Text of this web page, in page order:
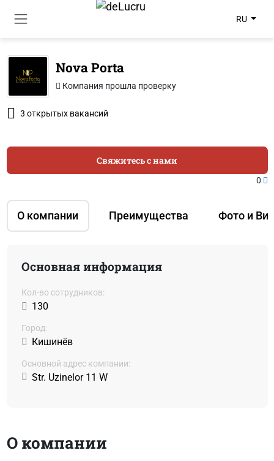
RU
Nova Porta
Компания прошла проверку
3 открытых вакансий
О компании Преимущества Фото и
Свяжитесь с нами
0
Основная информация
Кол-во сотрудников:
130
Город:
Кишинёв
Основной адрес компании:
Str. Uzinelor 11 W
О компании